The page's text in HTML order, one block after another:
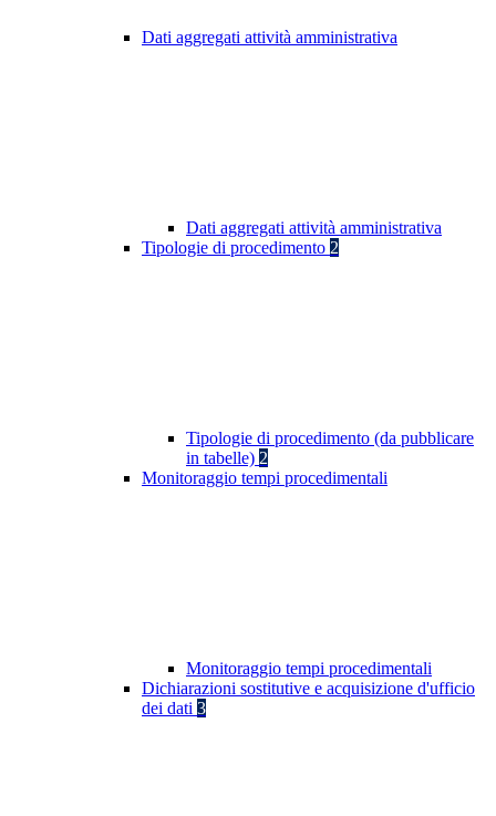
Dati aggregati attività amministrativa
Dati aggregati attività amministrativa
Tipologie di procedimento 2
Tipologie di procedimento (da pubblicare
in tabelle) 2
Monitoraggio tempi procedimentali
Monitoraggio tempi procedimentali
Dichiarazioni sostitutive e acquisizione d'ufficio
dei dati 3